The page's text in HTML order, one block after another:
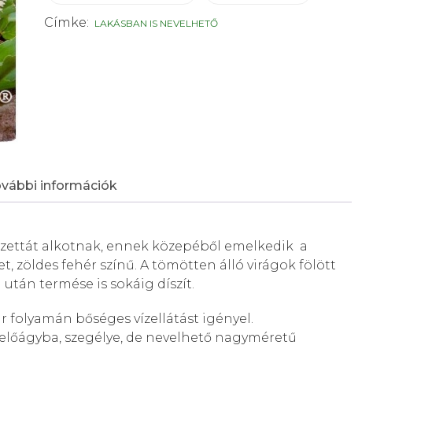
Címke: LAKÁSBAN IS NEVELHETŐ
információk
alkotnak, ennek közepéből emelkedik a
zöldes fehér színű. A tömötten álló virágok fölött
után termése is sokáig díszít.
folyamán bőséges vízellátást igényel.
szegélye, de nevelhető nagyméretű